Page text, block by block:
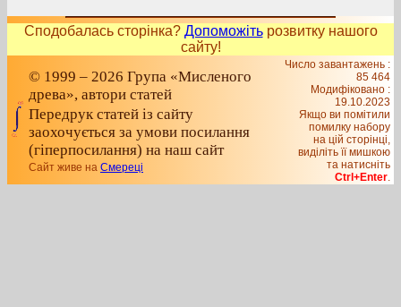
Сподобалась сторінка? Допоможітьрозвитку нашого
сайту!
© 1999 – 2026 Група «Мисленого
древа», автори статей
Передрук статей із сайту
заохочується за умови посилання
(гіперпосилання) на наш сайт
Сайт живе на Смереці
Число завантажень :
85 464
Модифіковано :
19.10.2023
Якщо ви помітили
помилку набору
на цiй сторiнцi,
видiлiть її мишкою
та натисніть
Ctrl+Enter.